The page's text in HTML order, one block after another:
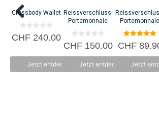
Crossbody Wallet
0
v
CHF240.00
Jetzt entdecken
Reissverschluss-
Portemonnaie
0
v
CHF150.00
Jetzt entdecken
Portemonnaie
5.00
von 5
CHF
Jetzt